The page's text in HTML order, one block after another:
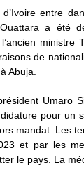
entre
a été
ministre
de
Abuja.
Umaro
pour un
mandat. Les
et par les
le pays. La